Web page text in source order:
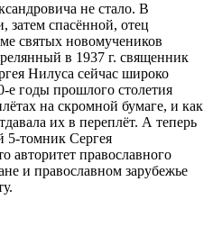
не стало. В
затем спасённой, отец
святых новомучеников
в 1937 г. священник
Нилуса сейчас широко
годы прошлого столетия
на скромной бумаге, и как
их в переплёт. А теперь
5-томник Сергея
авторитет православного
и православном зарубежье